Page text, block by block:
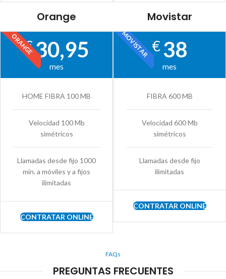
Orange
ORANGE
€30,95
mes
HOME FIBRA 100 MB
Velocidad 100 Mb
simétricos
Llamadas desde fijo 1000
min. a móviles y a fijos
ilimitadas
CONTRATAR ONLINE
Movistar
MOVISTAR€38
mes
FIBRA 600 MB
Velocidad 600 Mb
simétricos
Llamadas desde fijo
ilimitadas
CONTRATAR ONLINE
FAQs
PREGUNTAS FRECUENTES